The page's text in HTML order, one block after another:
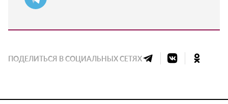
ПОДЕЛИТЬСЯ В СОЦИАЛЬНЫХ СЕТЯХ